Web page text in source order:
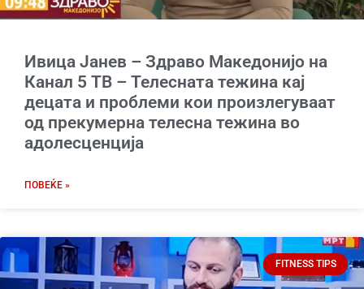
Ивица Јанев – Здраво Македонијо на
Канал 5 ТВ – Телесната тежина кај
децата и проблеми кои произлегуваат
од прекумерна телесна тежина во
адолесценција
ПОВЕЌЕ »
FITNESS TIPS